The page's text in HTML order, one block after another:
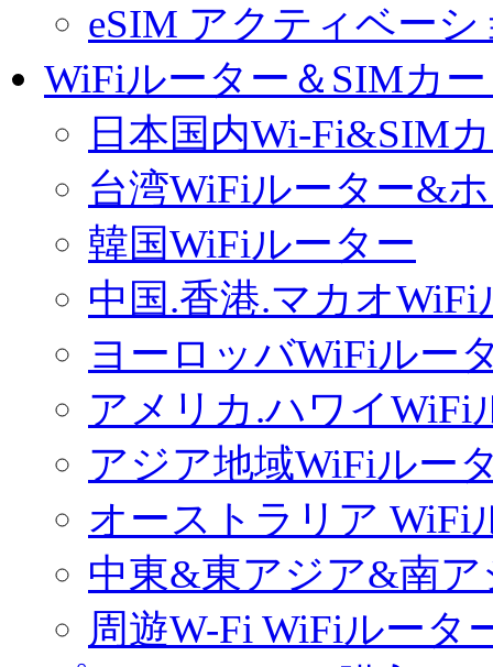
eSIM アクティベー
WiFiルーター＆SIMカ
日本国内Wi-Fi&SIM
台湾WiFiルーター&
韓国WiFiルーター
中国.香港.マカオWiFi
ヨーロッバWiFiルー
アメリカ.ハワイWiFi
アジア地域WiFiルー
オーストラリア WiFi
中東&東アジア&南
周遊W-Fi WiFiルータ